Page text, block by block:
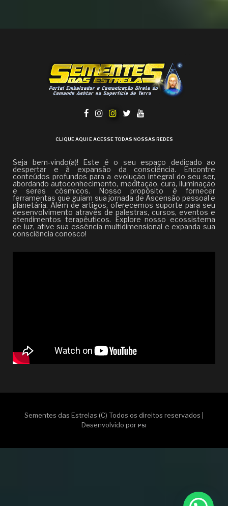
CLIQUE AQUI E ACESSE TODAS NOSSAS REDES
Seja bem-vindo(a)! Este é o seu espaço dedicado ao
despertar e à expansão da consciência. Encontre
conteúdos profundos para a evolução integral do seu ser,
abordando autoconhecimento, meditação, cura, iluminação
e seres cósmicos. Nosso propósito é fornecer
ferramentas que guiam sua jornada de Ascensão pessoal e
planetária. Além de artigos, oferecemos suporte para seu
desenvolvimento através de palestras, cursos, eventos e
atendimentos terapêuticos. Explore nosso ecossistema
de luz, ative sua essência multidimensional e expanda sua
consciência conosco!
Sementes das Estrelas (C) Todos os direitos reservados |
Desenvolvido por PSI